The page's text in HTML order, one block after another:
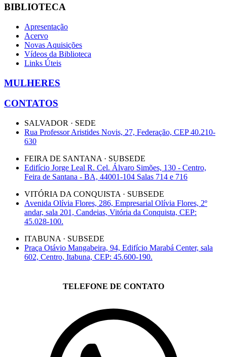
BIBLIOTECA
Apresentação
Acervo
Novas Aquisições
Vídeos da Biblioteca
Links Úteis
MULHERES
CONTATOS
SALVADOR · SEDE
Rua Professor Aristides Novis, 27, Federação, CEP 40.210-
630
FEIRA DE SANTANA · SUBSEDE
Edifício Jorge Leal R. Cel. Álvaro Simões, 130 - Centro,
Feira de Santana - BA, 44001-104 Salas 714 e 716
VITÓRIA DA CONQUISTA · SUBSEDE
Avenida Olívia Flores, 286, Empresarial Olívia Flores, 2º
andar, sala 201, Candeias, Vitória da Conquista, CEP:
45.028-100.
ITABUNA · SUBSEDE
Praça Otávio Mangabeira, 94, Edifício Marabá Center, sala
602, Centro, Itabuna, CEP: 45.600-190.
TELEFONE DE CONTATO